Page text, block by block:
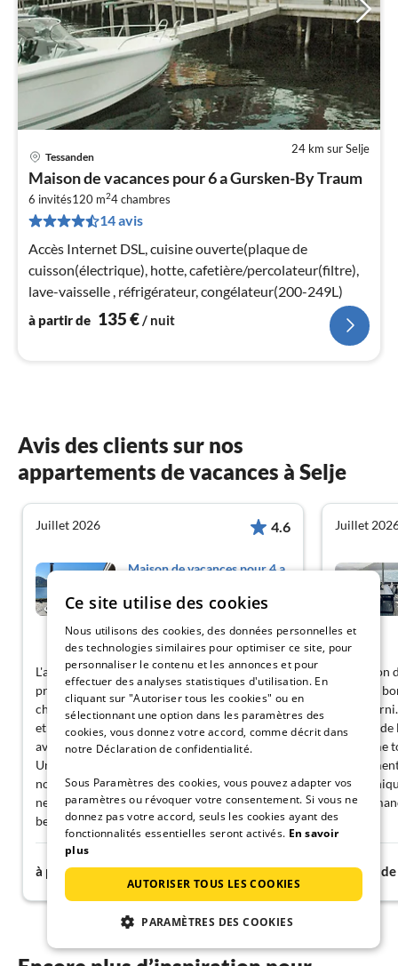
24 km sur Selje
Tessanden
Maison de vacances pour 6 a Gursken-By Traum
6 invités120 m24chambres
14 avis
Accès Internet DSL, cuisine ouverte(plaque de
cuisson(électrique), hotte, cafetière/percolateur(filtre),
lave-vaisselle , réfrigérateur, congélateur(200-249L)
à partir de 135€/ nuit
Avis des clients sur nos
appartements de vacances à Selje
Juillet 2026 4.6
Maison de vacances pour 4 a
Selje
Montrer allemand
L'arrivée n'a pas posé de problème. L'accueil du
propriétaire malgré le retard était très
chaleureux. La maison de vacances est propre
et bien rangée. Pour nous, les pêcheurs, il y
avait aussi un endroit pour vider nos poissons.
Une machine à laver était également présente,
nous aurions souhaité un sèche-linge si cela
ne pose pas de problème. En résumé, ce fut de
belles vacances pour nous à Selje.
Cordialement, Ingo Götze
à partir de 83€ nuit
Juillet
La
offre un
bois
au bord de
à partir de
Ce site utilise des cookies
Nous utilisons des cookies, des données personnelles et
des technologies similaires pour optimiser ce site, pour
personnaliser le contenu et les annonces et pour
effectuer des analyses statistiques d'utilisation. En
cliquant sur "Autoriser tous les cookies" ou en
sélectionnant une option dans les paramètres des
cookies, vous donnez votre accord, comme décrit dans
notre Déclaration de confidentialité.
Sous Paramètres des cookies, vous pouvez adapter vos
paramètres ou révoquer votre consentement. Si vous ne
donnez pas votre accord, seuls les cookies ayant des
fonctionnalités essentielles seront activés. En savoir
plus
AUTORISER TOUS LES COOKIES
PARAMÈTRES DES COOKIES